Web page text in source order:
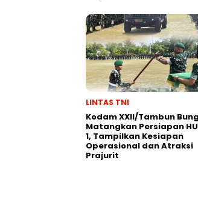
LINTAS TNI
Kodam XXII/Tambun
Matangkan Persiapan
1, Tampilkan Kesiapan
Operasional dan Atraksi
Prajurit